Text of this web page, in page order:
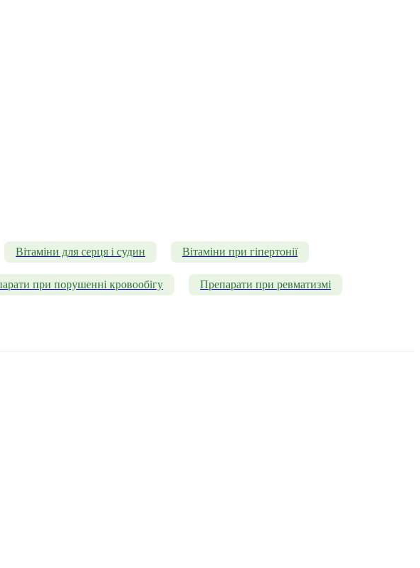
Вітаміни для серця і судин Вітаміни при гіпертонії
при порушенні кровообігу Препарати при ревматизмі